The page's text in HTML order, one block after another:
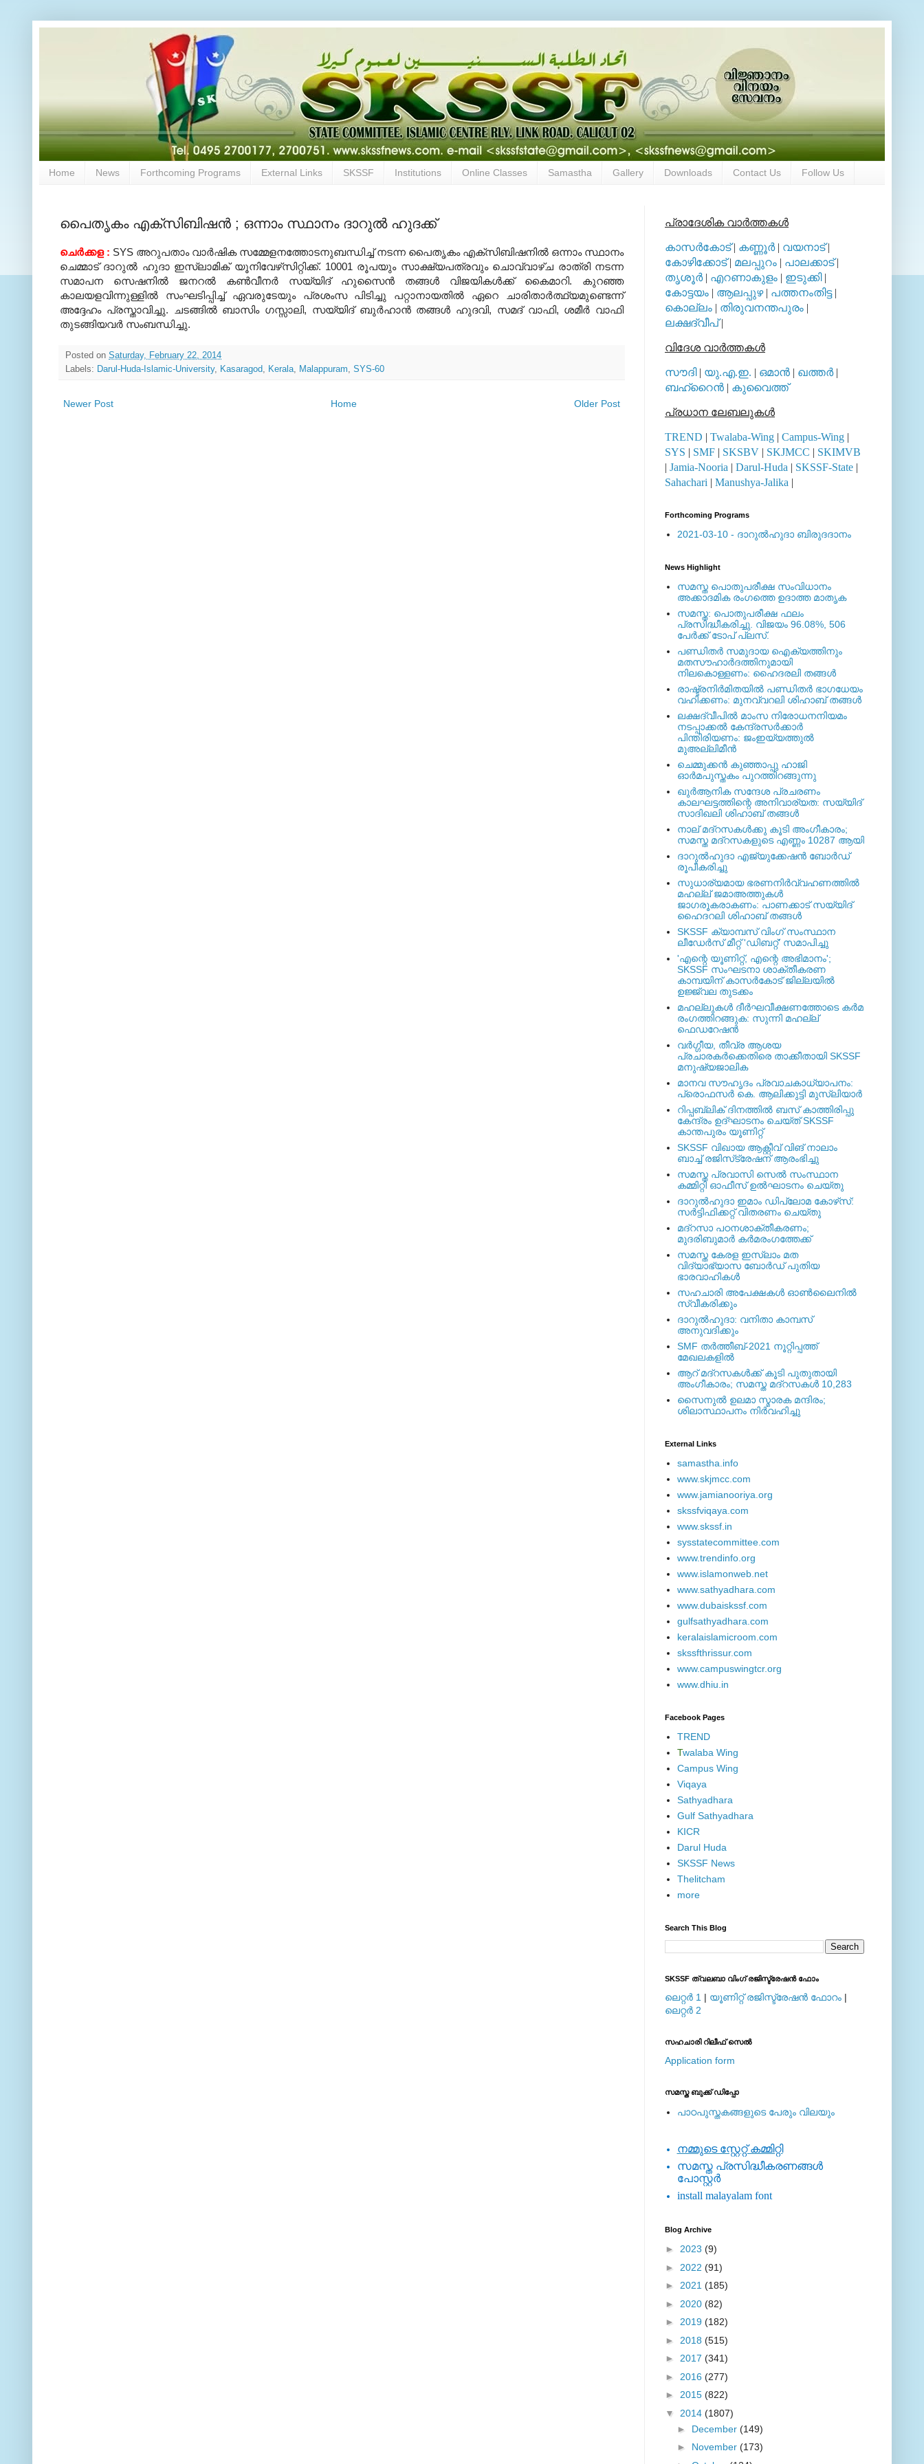
Home News Forthcoming Programs External Links SKSSF Institutions Online Classes Samastha Gallery Downloads Contact Us Follow Us
പൈതൃകം എക്‌സിബിഷന്‍ ; ഒന്നാം സ്ഥാനം ദാറുല്‍ ഹുദക്ക്
ചെര്‍ക്കള : SYS അറുപതാം വാര്‍ഷിക സമ്മേളനത്തോടനുബന്ധിച്ച് നടന്ന പൈതൃകം എക്‌സിബിഷനില്‍ ഒന്നാം സ്ഥാനം
ചെമ്മാട് ദാറുല്‍ ഹുദാ ഇസ്‌ലാമിക് യൂനിവേഴ്‌സിറ്റിക്ക്. 10001 രൂപയും സാക്ഷ്യപത്രവും ചൊവ്വാഴ്ച രാത്രി നടന്ന
സമാപന സെഷനില്‍ ജനറല്‍ കണ്‍വീനര്‍ സയ്യിദ് ഹുസൈന്‍ തങ്ങള്‍ വിജയികള്‍ക്ക് കൈമാറി. കുറഞ്ഞ
കാലയളവിന്നുള്ളില്‍ സംഘടിപ്പിച്ച് ഏവരുടേയും പ്രശംസ പിടിച്ചു പറ്റാനായതില്‍ ഏറെ ചാരിതാര്‍ത്ഥ്യമുണ്ടെന്ന്
അദ്ദേഹം പ്രസ്താവിച്ചു. ചടങ്ങില്‍ ബാസിം ഗസ്സാലി, സയ്യിദ് ബുര്‍ഹാന്‍ തങ്ങള്‍ ഹുദവി, സമദ് വാഫി, ശമീര്‍ വാഫി
തുടങ്ങിയവര്‍ സംബന്ധിച്ചു.
Posted on Saturday, February 22, 2014
Labels: Darul-Huda-Islamic-University, Kasaragod Kerala Malappuram SYS-60
Newer Post Older Post
Home
പ്രാദേശിക വാര്‍ത്തകള്‍
കാസര്‍കോട്| കണ്ണൂര്‍| വയനാട്|
കോഴിക്കോട്| മലപ്പുറം | പാലക്കാട്|
തൃശൂര്‍| എറണാകുളം | ഇടുക്കി|
കോട്ടയം | ആലപ്പുഴ| പത്തനംതിട്ട|
കൊല്ലം | തിരുവനന്തപുരം |
ലക്ഷദ്വീപ്|
വിദേശ വാര്‍ത്തകള്‍
സൗദി| യു.എ.ഇ. | ഒമാന്‍ | ഖത്തര്‍|
ബഹ്റൈന്‍ | കുവൈത്ത്
പ്രധാന ലേബലുകള്‍
TREND | Twalaba-Wing | Campus-Wing |
SYS | SMF | SKSBV | SKJMCC | SKIMVB
| Jamia-Nooria | Darul-Huda | SKSSF-State |
Sahachari | Manushya-Jalika |
Forthcoming Programs
2021-03-10 - ദാറുല്‍ഹുദാ ബിരുദദാനം
News Highlight
സമസ്ത പൊതുപരീക്ഷ സംവിധാനം
അക്കാദമിക രംഗത്തെ ഉദാത്ത മാതൃക
സമസ്ത: പൊതുപരീക്ഷ ഫലം
പ്രസിദ്ധീകരിച്ചു. വിജയം 96.08%, 506
പേര്‍ക്ക് ടോപ് പ്ലസ്.
പണ്ഡിതര്‍ സമുദായ ഐക്യത്തിനും
മതസൗഹാര്‍ദത്തിനുമായി
നിലകൊള്ളണം: ഹൈദരലി തങ്ങള്‍
രാഷ്ട്രനിര്‍മിതയില്‍ പണ്ഡിതര്‍ ഭാഗധേയം
വഹിക്കണം: മുനവ്വറലി ശിഹാബ് തങ്ങള്‍
ലക്ഷദ്വീപില്‍ മാംസ നിരോധനനിയമം
നടപ്പാക്കല്‍ കേന്ദ്രസര്‍ക്കാര്‍
പിന്തിരിയണം: ജംഇയ്യത്തുല്‍
മുഅല്ലിമീന്‍
ചെമ്മുക്കന്‍ കുഞ്ഞാപ്പു ഹാജി
ഓര്‍മപുസ്തകം പുറത്തിറങ്ങുന്നു
ഖുര്‍ആനിക സന്ദേശ പ്രചരണം
കാലഘട്ടത്തിന്റെ അനിവാര്യത: സയ്യിദ്
സാദിഖലി ശിഹാബ് തങ്ങള്‍
നാല് മദ്‌റസകള്‍ക്കു കൂടി അംഗീകാരം;
സമസ്ത മദ്‌റസകളുടെ എണ്ണം 10287 ആയി
ദാറുല്‍ഹുദാ എജ്യുക്കേഷന്‍ ബോര്‍ഡ്
രൂപീകരിച്ചു
സുധാര്യമായ ഭരണനിര്‍വ്വഹണത്തില്‍
മഹല്ല് ജമാഅത്തുകള്‍
ജാഗരൂകരാകണം: പാണക്കാട് സയ്യിദ്
ഹൈദറലി ശിഹാബ് തങ്ങള്‍
SKSSF ക്യാമ്പസ് വിംഗ് സംസ്ഥാന
ലീഡേർസ് മീറ്റ് 'ഡിബറ്റ്' സമാപിച്ചു
'എന്റെ യൂണിറ്റ്, എന്റെ അഭിമാനം';
SKSSF സംഘടനാ ശാക്തീകരണ
കാമ്പയിന് കാസര്‍കോട് ജില്ലയില്‍
ഉജ്ജ്വല തുടക്കം
മഹല്ലുകള്‍ ദീര്‍ഘവീക്ഷണത്തോടെ കര്‍മ
രംഗത്തിറങ്ങുക: സുന്നി മഹല്ല്
ഫെഡറേഷന്‍
വര്‍ഗ്ഗീയ, തീവ്ര ആശയ
പ്രചാരകര്‍ക്കെതിരെ താക്കീതായി SKSSF
മനുഷ്യജാലിക
മാനവ സൗഹൃദം പ്രവാചകാധ്യാപനം:
പ്രൊഫസർ കെ. ആലിക്കുട്ടി മുസ്ലിയാർ
റിപ്പബ്ലിക് ദിനത്തില്‍ ബസ് കാത്തിരിപ്പു
കേന്ദ്രം ഉദ്ഘാടനം ചെയ്ത്‌ SKSSF
കാന്തപുരം യൂണിറ്റ്
SKSSF വിഖായ ആക്റ്റീവ് വിങ് നാലാം
ബാച്ച് രജിസ്‌ട്രേഷന് ആരംഭിച്ചു
സമസ്ത പ്രവാസി സെല്‍ സംസ്ഥാന
കമ്മിറ്റി ഓഫീസ് ഉല്‍ഘാടനം ചെയ്തു
ദാറുല്‍ഹുദാ ഇമാം ഡിപ്ലോമ കോഴ്‌സ്:
സര്‍ട്ടിഫിക്കറ്റ് വിതരണം ചെയ്തു
മദ്‌റസാ പഠനശാക്തീകരണം;
മുദരിബുമാര്‍ കര്‍മരംഗത്തേക്ക്
സമസ്ത കേരള ഇസ്ലാം മത
വിദ്യാഭ്യാസ ബോര്‍ഡ് പുതിയ
ഭാരവാഹികള്‍
സഹചാരി അപേക്ഷകൾ ഓൺലൈനിൽ
സ്വീകരിക്കും
ദാറുല്‍ഹുദാ: വനിതാ കാമ്പസ്
അനുവദിക്കും
SMF തര്‍ത്തീബ്-2021 നൂറ്റിപ്പത്ത്
മേഖലകളില്‍
ആറ് മദ്റസകള്‍ക്ക് കൂടി പുതുതായി
അംഗീകാരം; സമസ്ത മദ്റസകള്‍ 10,283
സൈനുല്‍ ഉലമാ സ്മാരക മന്ദിരം;
ശിലാസ്ഥാപനം നിര്‍വഹിച്ചു
External ‎Links
samastha.info
www.skjmcc.com
www.jamianooriya.org
skssfviqaya.com
www.skssf.in
sysstatecommittee.com
www.trendinfo.org
www.islamonweb.net
www.sathyadhara.com
www.dubaiskssf.com
gulfsathyadhara.com
keralaislamicroom.com
skssfthrissur.com
www.campuswingtcr.org
www.dhiu.in
Facebook Pages
TREND
Twalaba Wing
Campus Wing
Viqaya
Sathyadhara
Gulf Sathyadhara
KICR
Darul Huda
SKSSF News
Thelitcham
more
Search This Blog
SKSSF ത്വലബാ വിംഗ് രജിസ്ട്രേഷന്‍ ഫോം
ലെറ്റര്‍ 1 | യൂണിറ്റ് രജിസ്ട്രേഷന്‍ ഫോറം |
ലെറ്റര്‍ 2
സഹചാരി റിലീഫ് സെല്‍
Application form
സമസ്ത ബുക്ക് ഡിപ്പോ
പാഠപുസ്തകങ്ങളുടെ പേരും വിലയും
നമ്മുടെ സ്റ്റേറ്റ് കമ്മിറ്റി
സമസ്ത പ്രസിദ്ധീകരണങ്ങള്‍
പോസ്റ്റര്‍
install malayalam font
Blog Archive
► 2023 (9)
► 2022 (91)
► 2021 (185)
► 2020 (82)
► 2019 (182)
► 2018 (515)
► 2017 (341)
► 2016 (277)
► 2015 (822)
▼ 2014 (1807)
► December (149)
► November (173)